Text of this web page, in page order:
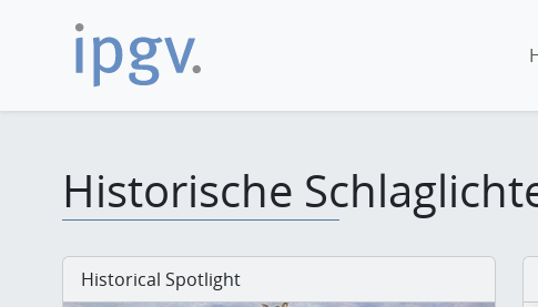
Historische
Historical Spotlight